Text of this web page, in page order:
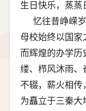
生日快乐，蒸蒸
忆往昔峥嵘
母校始终以国家
而辉煌的办学历
缕、栉风沐雨、
不辍，薪火相传
为矗立于三秦大